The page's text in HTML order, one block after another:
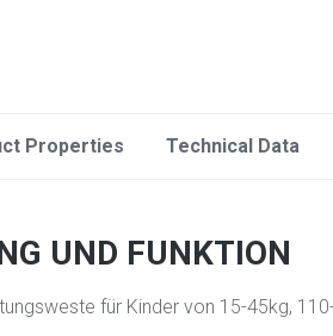
Properties Technical Data
UND FUNKTION
für Kinder von 15-45kg,